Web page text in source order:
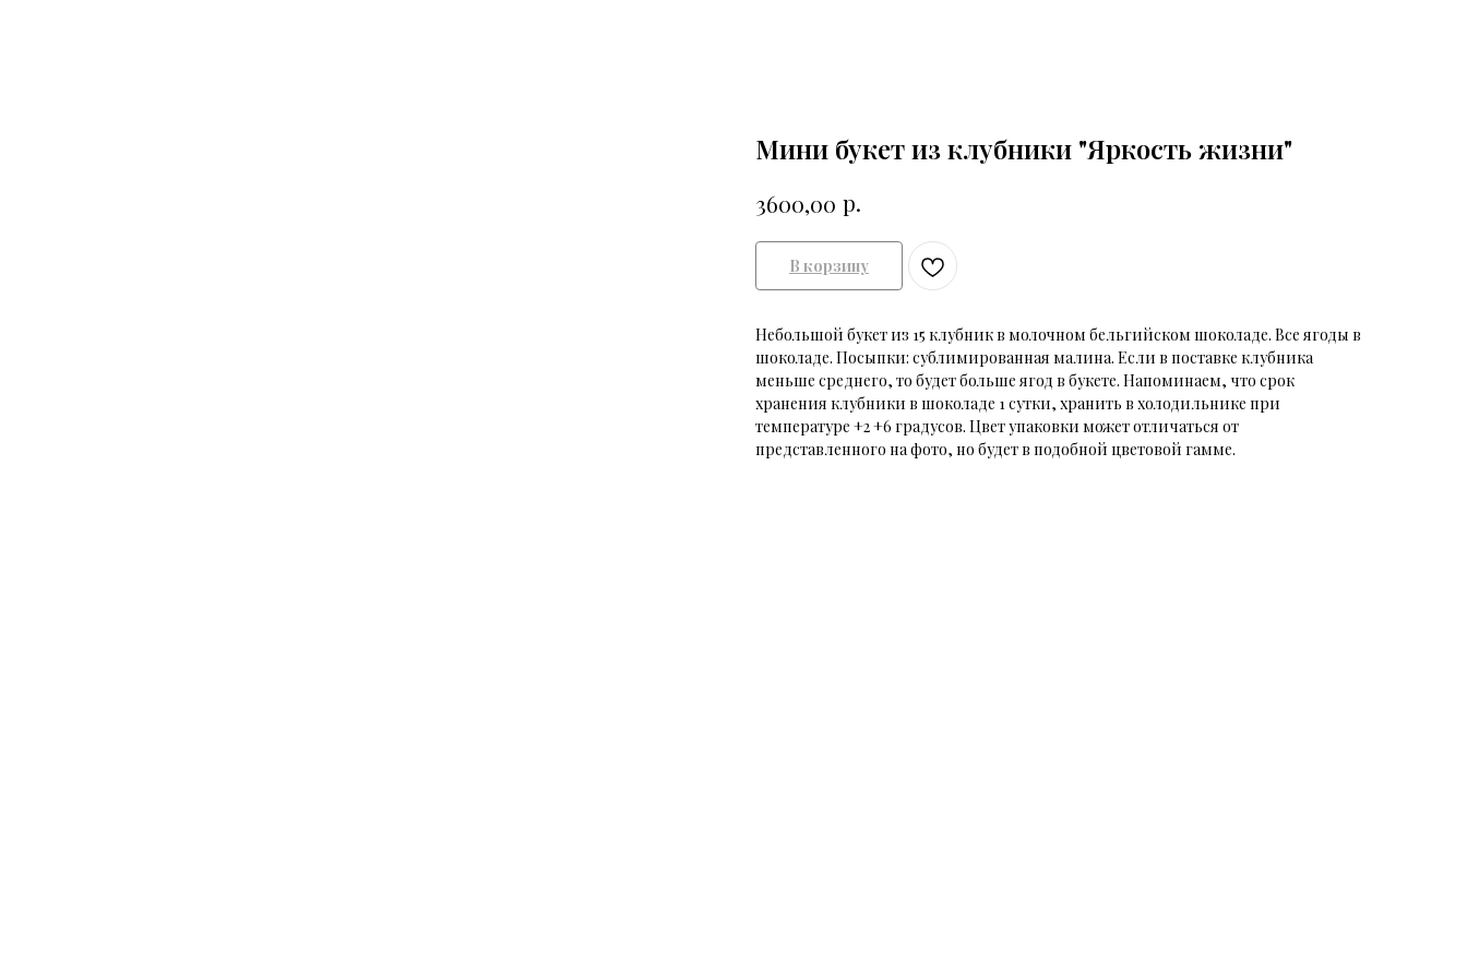
Мини букет из клубники "Яркость жизни"
3600,00 р.
В корзину
Небольшой букет из 15 клубник в молочном бельгийском шоколаде. Все ягоды в
шоколаде. Посыпки: сублимированная малина. Если в поставке клубника
меньше среднего, то будет больше ягод в букете. Напоминаем, что срок
хранения клубники в шоколаде 1 сутки, хранить в холодильнике при
температуре +2 +6 градусов. Цвет упаковки может отличаться от
представленного на фото, но будет в подобной цветовой гамме.